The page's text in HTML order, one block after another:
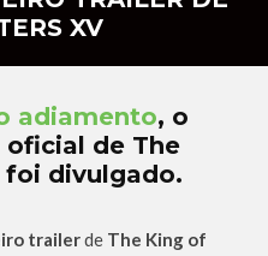
XV
adiamento, o
de The
foi divulgado.
trailerde The King of